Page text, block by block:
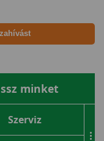
minket
Szerviz
...